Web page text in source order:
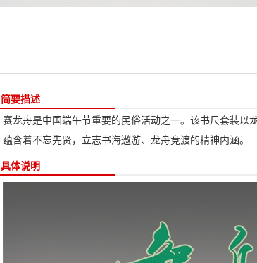
简要描述
赛龙舟是中国端午节重要的民俗活动之一。该书尺套装以
蕴含着不忘先贤，立志书海遨游、龙舟竞渡的精神内涵。
具体说明